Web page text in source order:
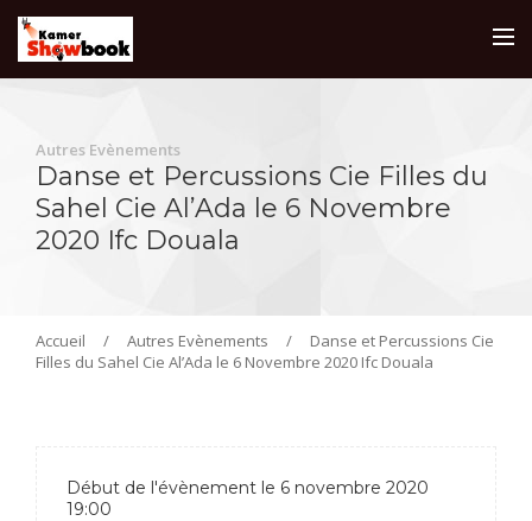
Autres Evènements
Danse et Percussions Cie Filles du
Sahel Cie Al’Ada le 6 Novembre
2020 Ifc Douala
Accueil / Autres Evènements /
Danse et Percussions Cie
Filles du Sahel Cie Al’Ada le 6 Novembre 2020 Ifc Douala
Début de l'évènement le 6 novembre 2020
19:00